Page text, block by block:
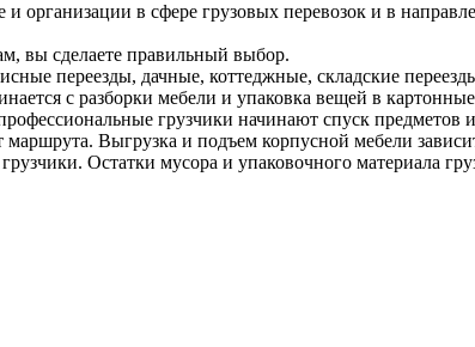
организации в сфере грузовых перевозок и в
вы сделаете правильный выбор.
переезды, дачные, коттеджные, складские
с разборки мебели и упаковка вещей в
грузчики начинают спуск
маршрута. Выгрузка и подъем корпусной мебели
Остатки мусора и упаковочного материала